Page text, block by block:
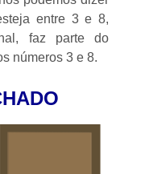
entre 3 e 8,
, faz parte do
números 3 e 8.